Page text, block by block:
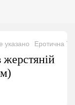
указано Еротична